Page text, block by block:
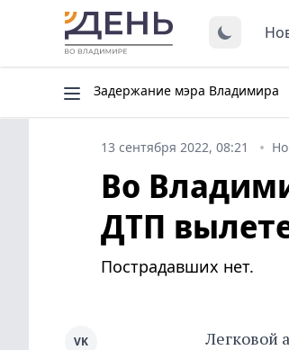
Задержание мэра Владимира
13 сентября 2022, 08:21
Во
ДТП
Пострадавших нет.
Легковой
VK